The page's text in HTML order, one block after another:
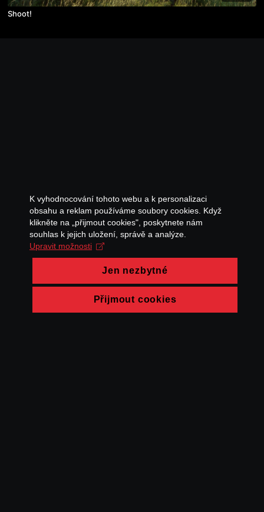
Shoot!
K vyhodnocování tohoto webu a k personalizaci
obsahu a reklam používáme soubory cookies. Když
klikněte na „přijmout cookies", poskytnete nám
souhlas k jejich uložení, správě a analýze.
Upravit možnosti
Jen nezbytné
Přijmout cookies